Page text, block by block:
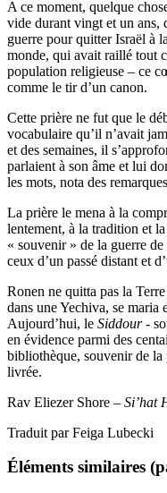
A ce moment, quelque
vide durant vingt et un ans,
guerre pour quitter Israël à
monde, qui avait raillé tout
population religieuse – ce
comme le tir d’un canon.
Cette prière ne fut que le
vocabulaire qu’il n’avait
et des semaines, il
parlaient à son âme et lui
les mots, nota des
La prière le mena à la
lentement, à la tradition et
« souvenir » de la guerre
ceux d’un passé distant et
Ronen ne quitta pas la
dans une Yechiva, se
Aujourd’hui, le Siddour-
en évidence parmi des
bibliothèque, souvenir de
livrée.
Rav Eliezer Shore – Si’hat
Traduit par Feiga Lubecki
Éléments similaires